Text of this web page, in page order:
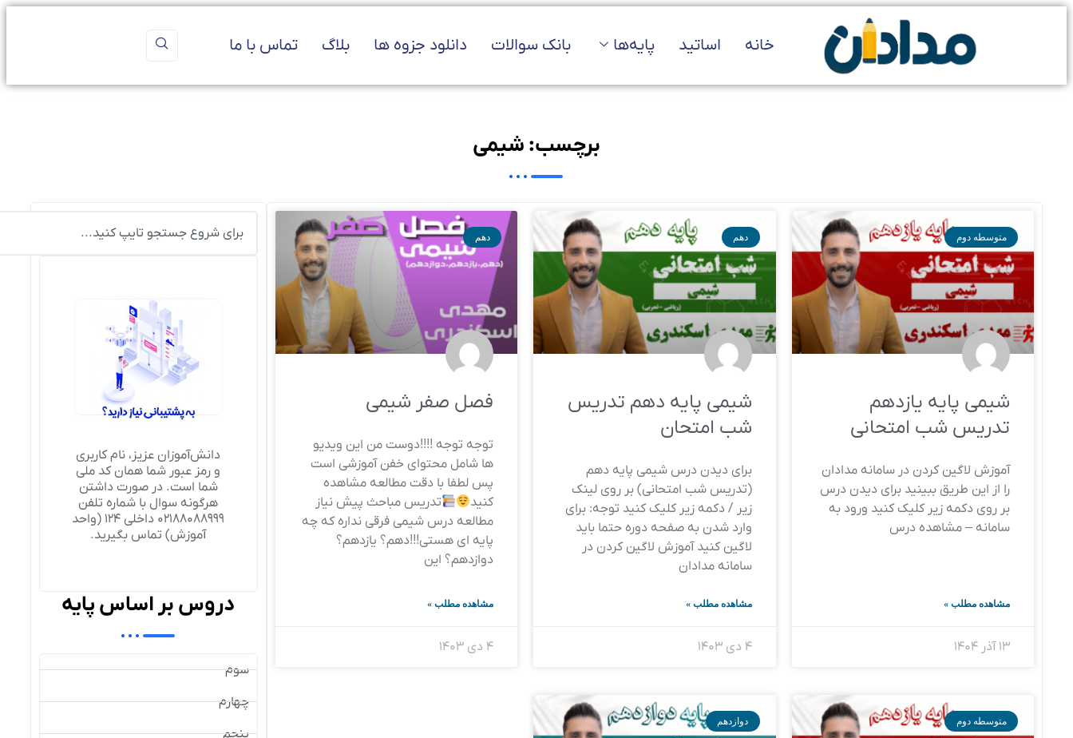
خانه اساتید پایه‌ها بانک سوالات دانلود جزوه ها بلاگ تماس با ما
برچسب: شیمی
متوسطه دوم
شیمی پایه یازدهم
تدریس شب امتحانی
آموزش لاگین کردن در سامانه مدادان
را از این طریق ببینید برای دیدن درس
بر روی دکمه زیر کلیک کنید ورود به
سامانه – مشاهده درس
مشاهده مطلب »
۱۳ آذر ۱۴۰۴
دهم
شیمی پایه دهم تدریس
شب امتحان
برای دیدن درس شیمی پایه دهم
(تدریس شب امتحانی) بر روی لینک
زیر / دکمه زیر کلیک کنید توجه: برای
وارد شدن به صفحه دوره حتما باید
لاگین کنید آموزش لاگین کردن در
سامانه مدادان
مشاهده مطلب »
۴ دی ۱۴۰۳
دهم
فصل صفر شیمی
توجه توجه !!!!دوست من این ویدیو
ها شامل محتوای خفن آموزشی است
پس لطفا با دقت مطالعه مشاهده
کنید
تدریس مباحث پیش نیاز
مطالعه درس شیمی فرقی نداره که چه
پایه ای هستی!!!دهم؟ یازدهم؟
دوازدهم؟ این
مشاهده مطلب »
۴ دی ۱۴۰۳
متوسطه دوم دوازدهم
دانش‌آموزان عزیز، نام کاربری
و رمز عبور شما همان کد ملی
شما است. در صورت داشتن
هرگونه سوال با شماره تلفن
02188088999 داخلی 124 (واحد
آموزش) تماس بگیرید.
دروس بر اساس پایه
سوم
چهارم
پنجم